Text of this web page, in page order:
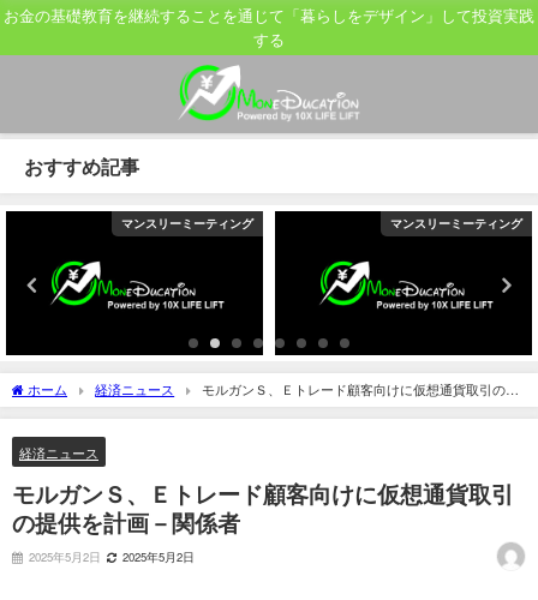
お金の基礎教育を継続することを通じて「暮らしをデザイン」して投資実践
する
おすすめ記事
マンスリーミーティング マンスリーミーティング
ホーム 経済ニュース
モルガンＳ、Ｅトレード顧客向けに仮想通貨取引の提
供を計画－関係者
経済ニュース
モルガンＳ、Ｅトレード顧客向けに仮想通貨取引
の提供を計画－関係者
2025年5月2日 2025年5月2日